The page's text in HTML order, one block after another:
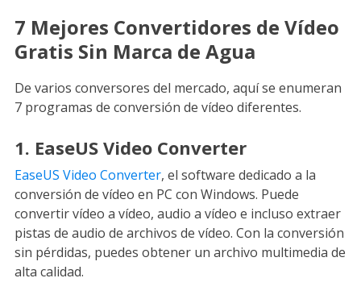
7 Mejores Convertidores de Vídeo
Gratis Sin Marca de Agua
De varios conversores del mercado, aquí se enumeran
7 programas de conversión de vídeo diferentes.
1. EaseUS Video Converter
EaseUS Video Converter, el software dedicado a la
conversión de vídeo en PC con Windows. Puede
convertir vídeo a vídeo, audio a vídeo e incluso extraer
pistas de audio de archivos de vídeo. Con la conversión
sin pérdidas, puedes obtener un archivo multimedia de
alta calidad.